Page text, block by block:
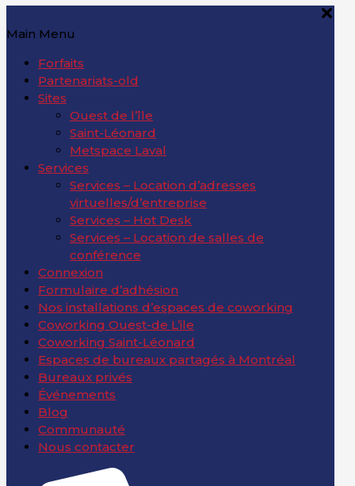
Main Menu
Forfaits
Partenariats-old
Sites
Ouest de l’île
Saint-Léonard
Metspace Laval
Services
Services – Location d’adresses
virtuelles/d’entreprise
Services – Hot Desk
Services – Location de salles de
conférence
Connexion
Formulaire d’adhésion
Nos installations d’espaces de coworking
Coworking Ouest-de L’ile
Coworking Saint-Léonard
Espaces de bureaux partagés à Montréal
Bureaux privés
Événements
Blog
Communauté
Nous contacter